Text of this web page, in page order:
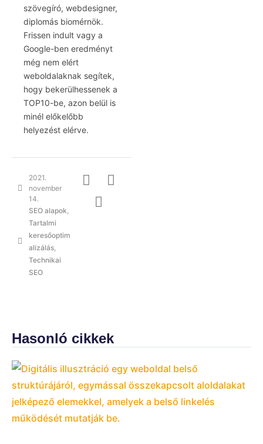
szövegíró, webdesigner,
diplomás biomérnök.
Frissen indult vagy a
Google-ben eredményt
még nem elért
weboldalaknak segítek,
hogy bekerülhessenek a
TOP10-be, azon belül is
minél előkelőbb
helyezést elérve.
2021.
november
14.
SEO alapok,
Tartalmi
keresőoptim
alizálás,
Technikai
SEO
Hasonló cikkek